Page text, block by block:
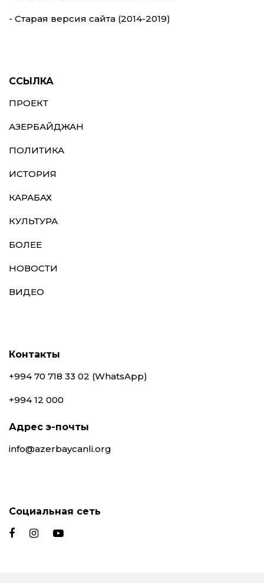
- Старая версия сайта (2014-2019)
ССЫЛКА
ПРОЕКТ
АЗЕРБАЙДЖАН
ПОЛИТИКА
ИСТОРИЯ
КАРАБАХ
КУЛЬТУРА
БОЛЕЕ
НОВОСТИ
ВИДЕО
Контакты
+994 70 718 33 02 (WhatsApp)
+994 12 000
Адрес э-почты
info@azerbaycanli.org
Социальная сеть